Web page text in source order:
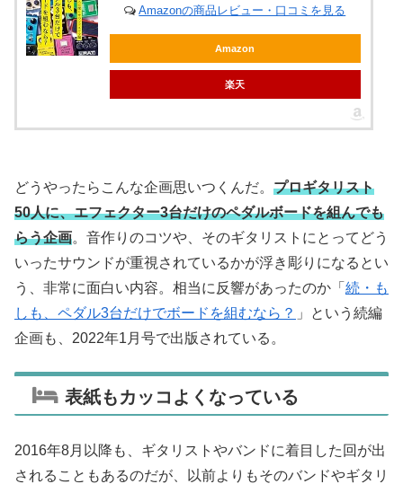
Amazonの商品レビュー・口コミを見る
Amazon
楽天
どうやったらこんな企画思いつくんだ。 プロギタリスト
50人に、エフェクター3台だけのペダルボードを組んでも
らう企画。音作りのコツや、そのギタリストにとってどう
いったサウンドが重視されているかが浮き彫りになるとい
う、非常に面白い内容。相当に反響があったのか「 続・も
しも、ペダル3台だけでボードを組むなら？ 」という続編
企画も、2022年1月号で出版されている。
表紙もカッコよくなっている
2016年8月以降も、ギタリストやバンドに着目した回が出
されることもあるのだが、以前よりもそのバンドやギタリ